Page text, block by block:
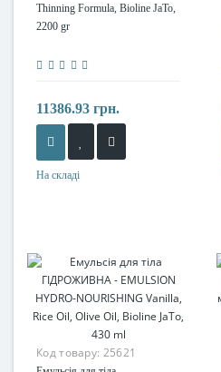
Thinning Formula, Bioline JaTo,
2200 gr
11386.93 грн.
На складі
Код товару: 25621